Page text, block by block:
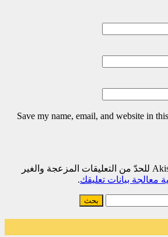
Save my name, email, and website in
هذا الموقع يستخدم Akismet للحدّ من التعليقات المزعجة والغير
معالجة بيانات تعليقك.